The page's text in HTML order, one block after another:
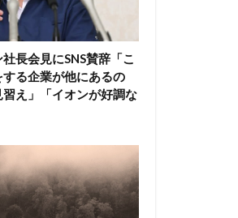
長会見にSNS賛辞「こ
る企業が他にあるの
え」「イオンが好調な